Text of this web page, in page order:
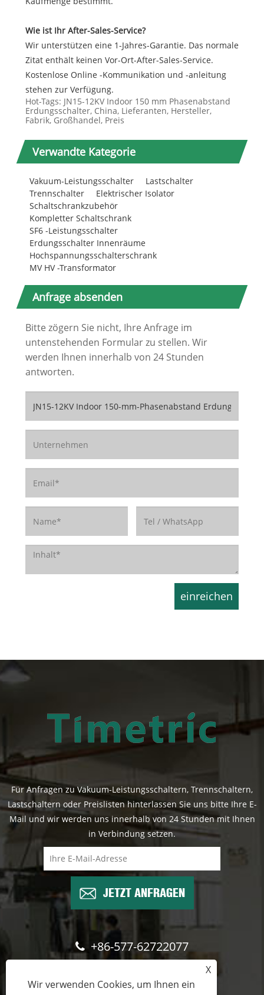
Wie ist Ihr After-Sales-Service?
Wir unterstützen eine 1-Jahres-Garantie. Das normale
Zitat enthält keinen Vor-Ort-After-Sales-Service.
Kostenlose Online -Kommunikation und -anleitung
stehen zur Verfügung.
Hot-Tags: JN15-12KV Indoor 150 mm Phasenabstand
Erdungsschalter, China, Lieferanten, Hersteller,
Fabrik, Großhandel, Preis
Verwandte Kategorie
Vakuum-Leistungsschalter
Lastschalter
Trennschalter
Elektrischer Isolator
Schaltschrankzubehör
Kompletter Schaltschrank
SF6 -Leistungsschalter
Erdungsschalter Innenräume
Hochspannungsschalterschrank
MV HV -Transformator
Anfrage absenden
Bitte zögern Sie nicht, Ihre Anfrage im
untenstehenden Formular zu stellen. Wir
werden Ihnen innerhalb von 24 Stunden
antworten.
Für Anfragen zu Vakuum-Leistungsschaltern, Trennschaltern,
Lastschaltern oder Preislisten hinterlassen Sie uns bitte Ihre E-
Mail und wir werden uns innerhalb von 24 Stunden mit Ihnen
in Verbindung setzen.
JETZT ANFRAGEN
+86-577-62722077
X
Wir verwenden Cookies, um Ihnen ein